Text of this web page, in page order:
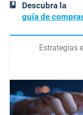
Descubra la
guía de
Estrategias